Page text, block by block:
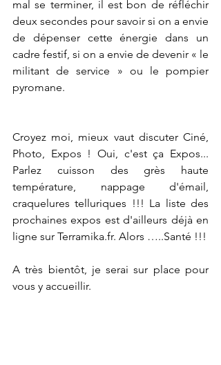
mal se terminer, il est bon de réfléchir
deux secondes pour savoir si on a envie
de dépenser cette énergie dans un
cadre festif, si on a envie de devenir « le
militant de service » ou le pompier
pyromane.
Croyez moi, mieux vaut discuter Ciné,
Photo, Expos ! Oui, c'est ça Expos...
Parlez cuisson des grès haute
température, nappage d'émail,
craquelures telluriques !!! La liste des
prochaines expos est d'ailleurs déjà en
ligne sur Terramika.fr. Alors …..Santé !!!
A très bientôt, je serai sur place pour
vous y accueillir.